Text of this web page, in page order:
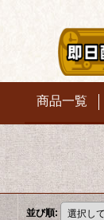
商品一覧
並び順: